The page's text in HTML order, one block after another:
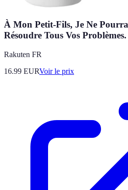
À Mon Petit-Fils, Je Ne
Résoudre Tous Vos Problèmes.
Rakuten FR
16.99 EURVoir le prix